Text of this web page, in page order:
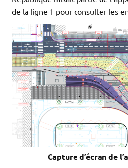
de la ligne 1 pour consulter les
Capture d’écran de